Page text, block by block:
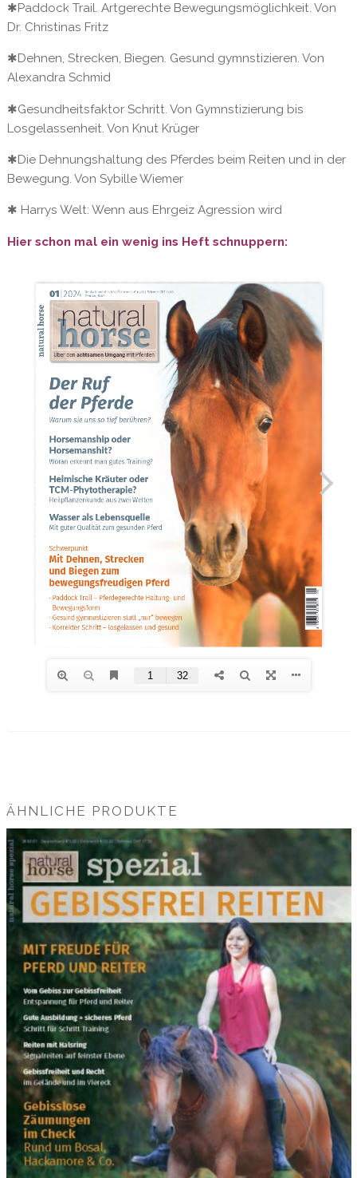
✱Paddock Trail. Artgerechte Bewegungsmöglichkeit. Von
Dr. Christinas Fritz
✱Dehnen, Strecken, Biegen. Gesund gymnstizieren. Von
Alexandra Schmid
✱Gesundheitsfaktor Schritt. Von Gymnstizierung bis
Losgelassenheit. Von Knut Krüger
✱Die Dehnungshaltung des Pferdes beim Reiten und in der
Bewegung. Von Sybille Wiemer
✱ Harrys Welt: Wenn aus Ehrgeiz Agression wird
Hier schon mal ein wenig ins Heft schnuppern:
ÄHNLICHE PRODUKTE